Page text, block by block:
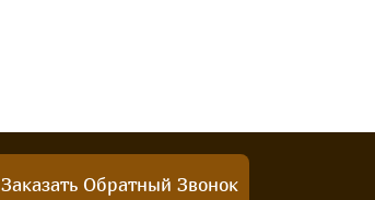
Заказать Обратный Звонок